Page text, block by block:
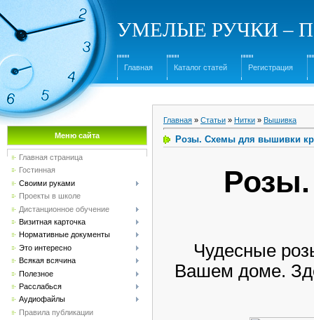
УМЕЛЫЕ РУЧКИ –
Главная Каталог статей Регистрация
Меню сайта
Главная страница
Гостинная
Своими руками
Проекты в школе
Дистанционное обучение
Визитная карточка
Нормативные документы
Это интересно
Всякая всячина
Полезное
Расслабься
Аудиофайлы
Правила публикации
Главная » Статьи » Нитки » Вышивка
Розы. Схемы для вышивки
Чудесные
Вашем доме.